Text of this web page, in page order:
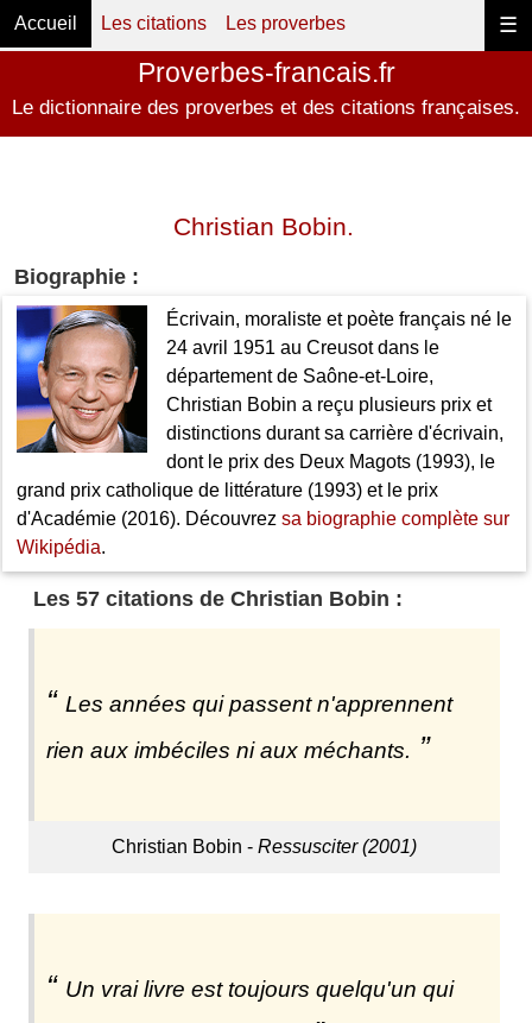
☰
Accueil Les citations Les proverbes
Proverbes-francais.fr
Le dictionnaire des proverbes et des citations françaises.
Christian Bobin.
Biographie :
Écrivain, moraliste et poète français né le
24 avril 1951 au Creusot dans le
département de Saône-et-Loire,
Christian Bobin a reçu plusieurs prix et
distinctions durant sa carrière d'écrivain,
dont le prix des Deux Magots (1993), le
grand prix catholique de littérature (1993) et le prix
d'Académie (2016). Découvrez sa biographie complète sur
Wikipédia.
Les 57 citations de Christian Bobin :
Les années qui passent n'apprennent
rien aux imbéciles ni aux méchants.
Christian Bobin - Ressusciter (2001)
Un vrai livre est toujours quelqu'un qui